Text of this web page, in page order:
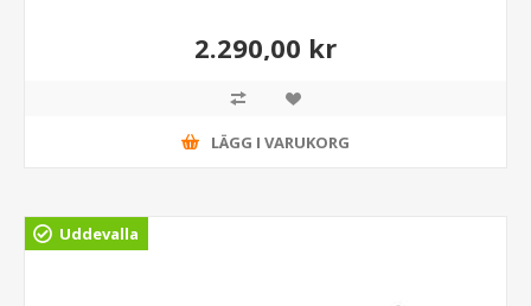
2.290,00 kr
LÄGG I VARUKORG
Uddevalla